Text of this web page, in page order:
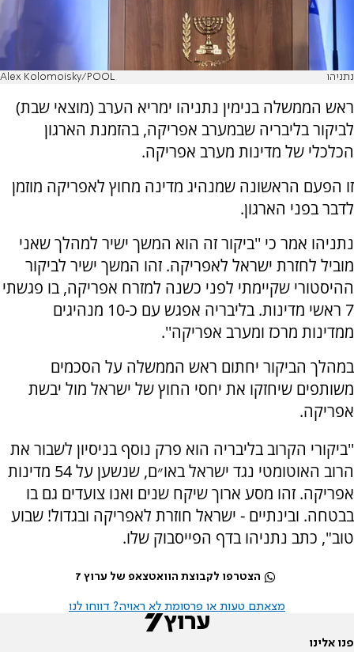
נתניהו Alex Kolomoisky/POOL
ראש הממשלה בנימין נתניהו ימריא הערב (מוצאי שבת)
לביקור בליבריה שבמערב אפריקה, בהזמנת הארגון
הכלכלי של מדינות מערב אפריקה.
זו הפעם הראשונה שמנהיג מדינה מחוץ לאפריקה מוזמן
לדבר בפני הארגון.
נתניהו אמר כי ''ביקור זה הוא המשך ישיר למהלך שאני
מוביל לחזרת ישראל לאפריקה. זהו המשך ישיר לביקור
ההיסטורי שקיימתי לפני כשנה למזרח אפריקה, בו פגשתי
7 ראשי מדינות. בליבריה אפגש עם כ-10 מנהיגים
ממדינות מרכז ומערב אפריקה''.
במהלך הביקור יחתום ראש הממשלה על הסכמים
משותפים שיחזקו את יחסי החוץ של ישראל מול יבשת
אפריקה.
''ביקורי הקרוב בליבריה הוא פרק נוסף בניסיון לשבור את
הרוב האוטומטי נגד ישראל באו״ם, שנשען על 54 מדינות
אפריקה. זהו מסע ארוך שיקח שנים ואנו צועדים גם בו
בבטחה. ובינתיים - ישראל חוזרת לאפריקה ובגדול! שבוע
טוב", כתב נתניהו בדף הפייסבוק שלו.
הצטרפו לקבוצת הוואטצאפ של ערוץ 7
מצאתם טעות או פרסומת לא ראויה? דווחו לנו
פנו אלינו